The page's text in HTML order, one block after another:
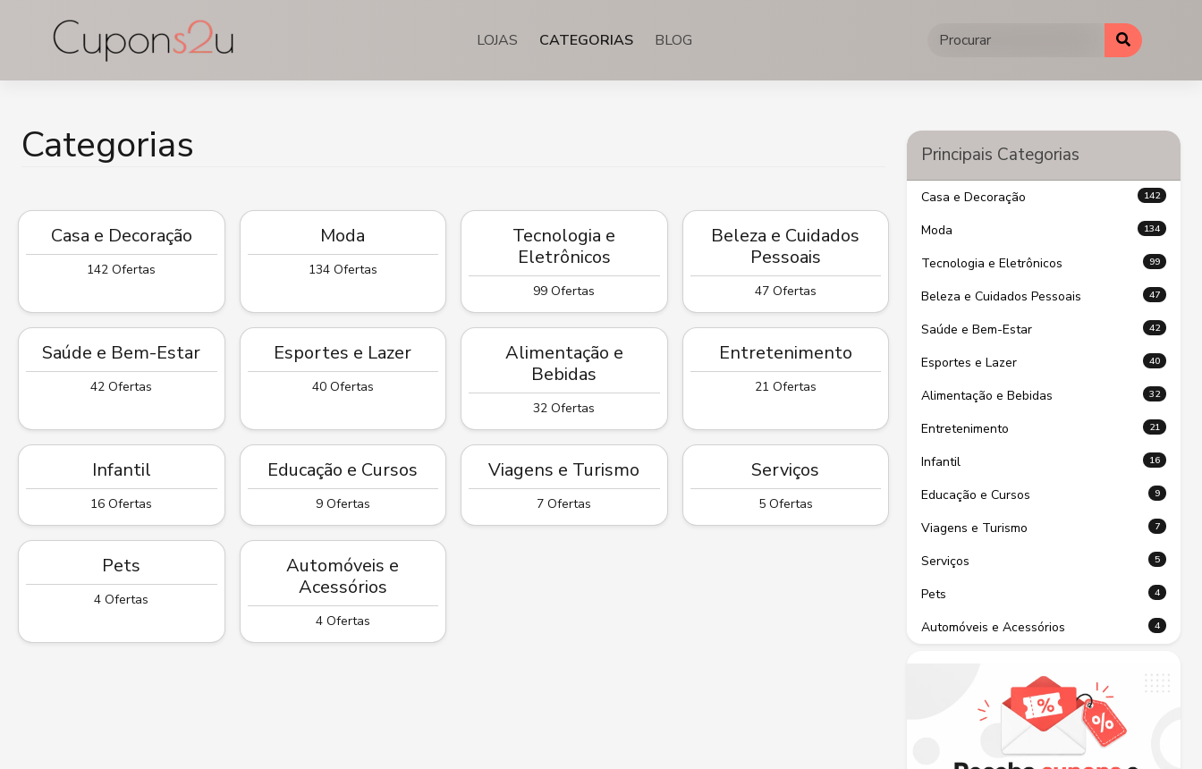
LOJAS CATEGORIAS BLOG
Categorias
Casa e Decoração
142 Ofertas
Moda
134 Ofertas
Tecnologia e
Eletrônicos
99 Ofertas
Beleza e Cuidados
Pessoais
47 Ofertas
Saúde e Bem-Estar
42 Ofertas
Esportes e Lazer
40 Ofertas
Alimentação e
Bebidas
32 Ofertas
Entretenimento
21 Ofertas
Infantil
16 Ofertas
Educação e Cursos
9 Ofertas
Viagens e Turismo
7 Ofertas
Serviços
5 Ofertas
Pets
4 Ofertas
Automóveis e
Acessórios
4 Ofertas
Principais Categorias
Casa e Decoração 142
Moda 134
Tecnologia e Eletrônicos 99
Beleza e Cuidados Pessoais 47
Saúde e Bem-Estar 42
Esportes e Lazer 40
Alimentação e Bebidas 32
Entretenimento 21
Infantil 16
Educação e Cursos 9
Viagens e Turismo 7
Serviços 5
Pets 4
Automóveis e Acessórios 4